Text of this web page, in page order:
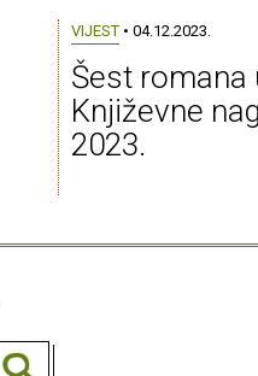
VIJEST• 04.12.2023.
Šest romana
Književne
2023.